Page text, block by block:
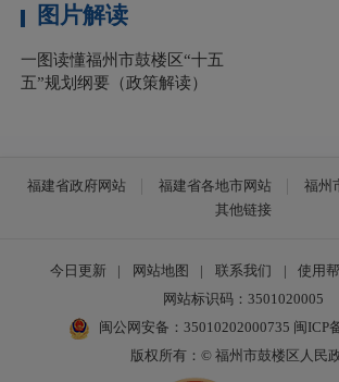
图片解读
一图读懂福州市鼓楼区“十五
五”规划纲要（政策解读）
福建省政府网站 福建省各地市网站
福州
其他链接
今日更新 | 网站地图 | 联系我们 | 使用
网站标识码：3501020005
闽公网安备：35010202000735 闽ICP
版权所有：© 福州市鼓楼区人民